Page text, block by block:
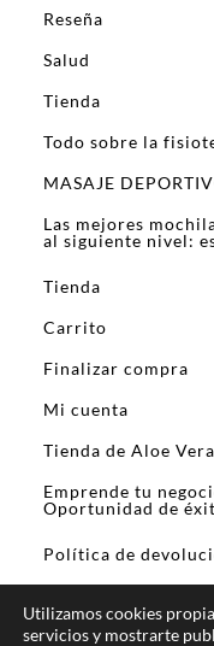
Reseña
Salud
Tienda
Todo sobre la
MASAJE
Las mejores
al siguiente nivel:
Tienda
Carrito
Finalizar compra
Mi cuenta
Tienda de Aloe Vera
Emprende tu
Oportunidad de
Política de
Utilizamos cookies
servicios y mostrarte